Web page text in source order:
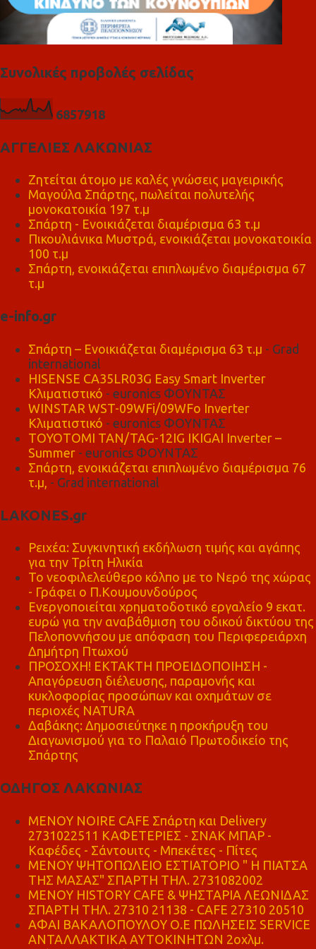
Συνολικές προβολές σελίδας
6857918
ΑΓΓΕΛΙΕΣ ΛΑΚΩΝΙΑΣ
Ζητείται άτομο με καλές γνώσεις μαγειρικής
Μαγούλα Σπάρτης, πωλείται πολυτελής
μονοκατοικία 197 τ.μ
Σπάρτη - Ενοικιάζεται διαμέρισμα 63 τ.μ
Πικουλιάνικα Μυστρά, ενοικιάζεται μονοκατοικία
100 τ.μ
Σπάρτη, ενοικιάζεται επιπλωμένο διαμέρισμα 67
τ.μ
e-info.gr
Σπάρτη – Ενοικιάζεται διαμέρισμα 63 τ.μ - Grad
international
HISENSE CA35LR03G Easy Smart Inverter
Κλιματιστικό - euronics ΦΟΥΝΤΑΣ
WINSTAR WST-09WFi/09WFo Inverter
Κλιματιστικό - euronics ΦΟΥΝΤΑΣ
TOYOTOMI TAN/TAG-12IG IKIGAI Inverter –
Summer - euronics ΦΟΥΝΤΑΣ
Σπάρτη, ενοικιάζεται επιπλωμένο διαμέρισμα 76
τ.μ, - Grad international
LAKONES.gr
Ρειχέα: Συγκινητική εκδήλωση τιμής και αγάπης
για την Τρίτη Ηλικία
Το νεοφιλελεύθερο κόλπο με το Νερό της χώρας
- Γράφει ο Π.Κουμουνδούρος
Ενεργοποιείται χρηματοδοτικό εργαλείο 9 εκατ.
ευρώ για την αναβάθμιση του οδικού δικτύου της
Πελοποννήσου με απόφαση του Περιφερειάρχη
Δημήτρη Πτωχού
ΠΡΟΣΟΧΗ! ΕΚΤΑΚΤΗ ΠΡΟΕΙΔΟΠΟΙΗΣΗ -
Απαγόρευση διέλευσης, παραμονής και
κυκλοφορίας προσώπων και οχημάτων σε
περιοχές NATURA
Δαβάκης: Δημοσιεύτηκε η προκήρυξη του
Διαγωνισμού για το Παλαιό Πρωτοδικείο της
Σπάρτης
ΟΔΗΓΟΣ ΛΑΚΩΝΙΑΣ
MENOY NOIRE CAFE Σπάρτη και Delivery
2731022511 ΚΑΦΕΤΕΡΙΕΣ - ΣΝΑΚ ΜΠΑΡ -
Καφέδες - Σάντουιτς - Μπεκέτες - Πίτες
ΜΕΝΟΥ ΨΗΤΟΠΩΛΕΙΟ ΕΣΤΙΑΤΟΡΙΟ " Η ΠΙΑΤΣΑ
ΤΗΣ ΜΑΣΑΣ" ΣΠΑΡΤΗ ΤΗΛ. 2731082002
ΜΕΝΟΥ HISTORY CAFE & ΨΗΣΤΑΡΙΑ ΛΕΩΝΙΔΑΣ
ΣΠΑΡΤΗ ΤΗΛ. 27310 21138 - CAFE 27310 20510
ΑΦΑΙ ΒΑΚΑΛΟΠΟΥΛΟΥ Ο.Ε ΠΩΛΗΣΕΙΣ SERVICE
ΑΝΤΑΛΛΑΚΤΙΚΑ ΑΥΤΟΚΙΝΗΤΩΝ 2οχλμ.